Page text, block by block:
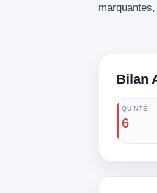
Bilan
QUINTÉ
6